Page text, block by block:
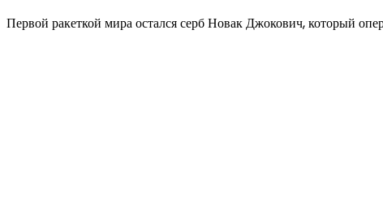
Первой ракеткой мира остался серб Новак Джокович, который